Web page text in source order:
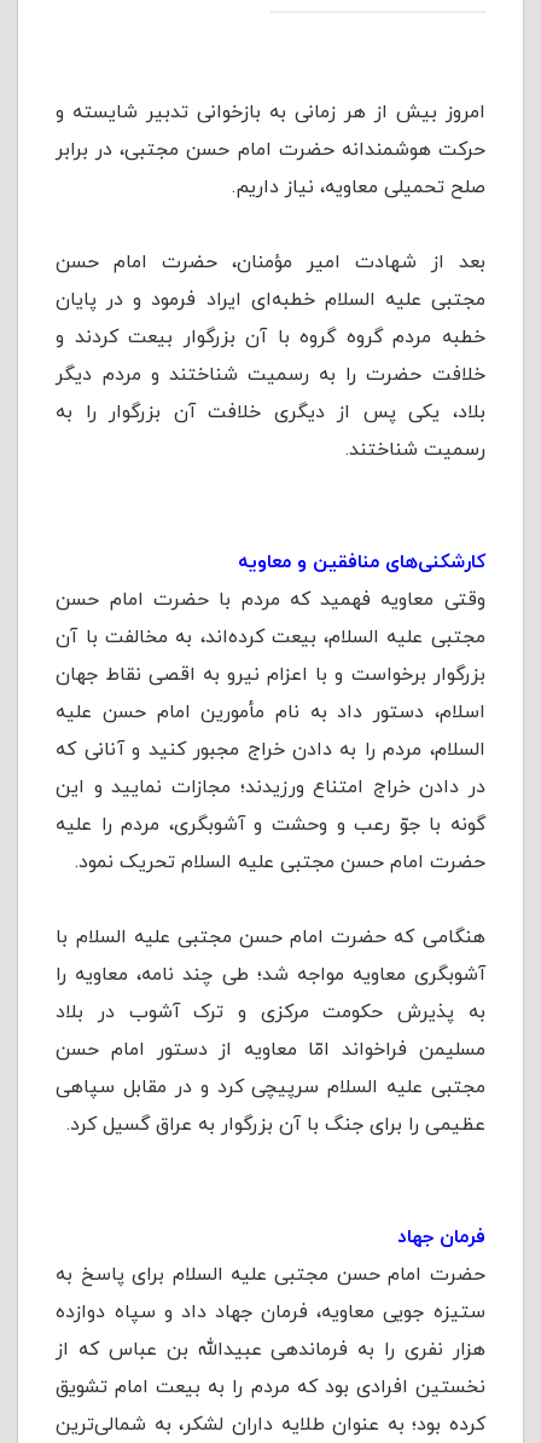
امروز بیش از هر زمانی به بازخوانی تدبیر شایسته و
حرکت هوشمندانه حضرت امام حسن مجتبی، در برابر
صلح تحمیلی معاویه، نیاز داریم.
بعد از شهادت امیر مؤمنان، حضرت امام حسن
مجتبی علیه السلام خطبه‌ای ایراد فرمود و در پایان
خطبه مردم گروه گروه با آن بزرگوار بیعت کردند و
خلافت حضرت را به رسمیت شناختند و مردم دیگر
بلاد، یکی پس از دیگری خلافت آن بزرگوار را به
رسمیت شناختند.
کارشکنی‌های منافقین و معاویه
وقتی معاویه فهمید که مردم با حضرت امام حسن
مجتبی علیه السلام، بیعت کرده‌اند، به مخالفت با آن
بزرگوار برخواست و با اعزام نیرو به اقصی نقاط جهان
اسلام، دستور داد به نام مأمورین امام حسن علیه
السلام، مردم را به دادن خراج مجبور کنید و آنانی که
در دادن خراج امتناع ورزیدند؛ مجازات نمایید و این
گونه با جوّ رعب و وحشت و آشوبگری، مردم را علیه
حضرت امام حسن مجتبی علیه السلام تحریک نمود.
هنگامی که حضرت امام حسن مجتبی علیه السلام با
آشوبگری معاویه مواجه شد؛ طی چند نامه، معاویه را
به پذیرش حکومت مرکزی و ترک آشوب در بلاد
مسلیمن فراخواند امّا معاویه از دستور امام حسن
مجتبی علیه السلام سرپیچی کرد و در مقابل سپاهی
عظیمی را برای جنگ با آن بزرگوار به عراق گسیل کرد.
فرمان جهاد
حضرت امام حسن مجتبی علیه السلام برای پاسخ به
ستیزه جویی معاویه، فرمان جهاد داد و سپاه دوازده
هزار نفری را به فرماندهی عبیدالله بن عباس که از
نخستین افرادی بود که مردم را به بیعت امام تشویق
کرده بود؛ به عنوان طلایه داران لشکر، به شمالی‌ترین